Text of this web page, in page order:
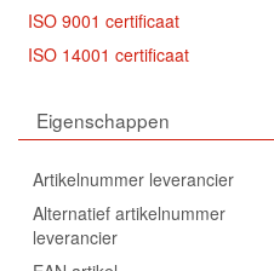
ISO 9001 certificaat
ISO 14001 certificaat
Eigenschappen
Artikelnummer leverancier
Alternatief artikelnummer
leverancier